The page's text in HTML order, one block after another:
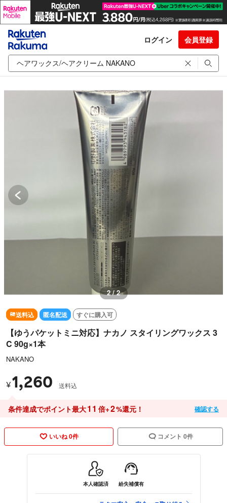
ログイン 会員登録
2 / 2
送料込 匿名配送 すぐに購入可
【ゆうパケットミニ対応】ナカノ スタイリングワックス 3
C 90g×1本
NAKANO
¥1,260 送料込
条件達成でポイント最大11 倍+2%還元！ 確認する
いいね 0件 コメント 0件
本人確認済 紛失補償有